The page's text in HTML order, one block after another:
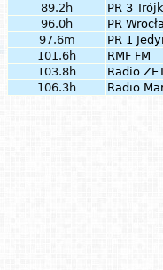
89.2h
PR 3
96.0h
PR
97.6m
PR 1
101.6h
RMF FM
103.8h
Radio
106.3h
Radio